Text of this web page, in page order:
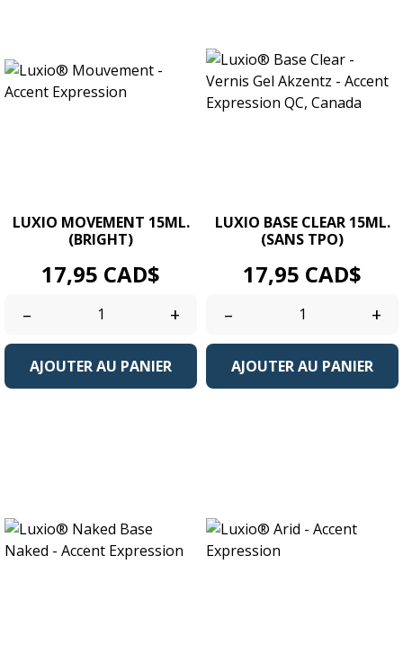
LUXIO MOVEMENT 15ML.
(BRIGHT)
Prix
17,95 CAD$
– +
AJOUTER AU PANIER
LUXIO BASE CLEAR 15ML.
(SANS TPO)
Prix
17,95 CAD$
– +
AJOUTER AU PANIER